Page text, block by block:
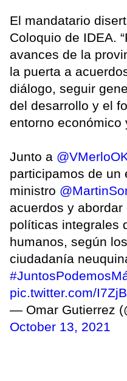
El mandatario
Coloquio de IDEA.
avances de la
la puerta a
diálogo, seguir
del desarrollo y el
entorno económico
Junto a
participamos de un
ministro
acuerdos y
políticas integrales
humanos, según
ciudadanía
pic.twitter.com/
— Omar Gutierrez
October 13, 2021